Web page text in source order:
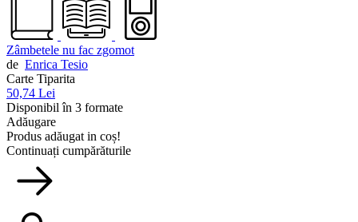
Zâmbetele nu fac zgomot
de Enrica Tesio
Carte Tiparita
50,74 Lei
Disponibil în 3 formate
Adăugare
Produs adăugat in coș!
Continuați cumpărăturile